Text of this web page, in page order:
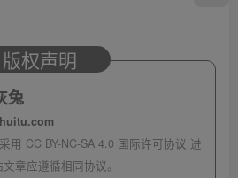
版权声明
兔
用 CC BY-NC-SA 4.0 国际许可协议 进
章应遵循相同协议。